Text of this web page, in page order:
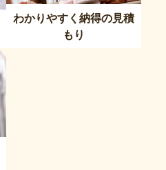
わかりやすく納得の見積
もり